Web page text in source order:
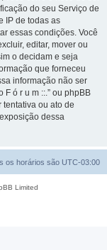
do seu Serviço de
IP de todas as
essas condições. Você
editar, mover ou
o decidam e seja
que forneceu
informação não ser
F ó r u m ::.” ou phpBB
ou ato de
dessa
os horários são UTC-03:00
Limited